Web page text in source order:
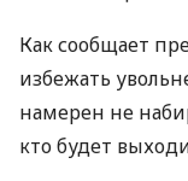
Как сообщает
избежать
намерен не
кто будет